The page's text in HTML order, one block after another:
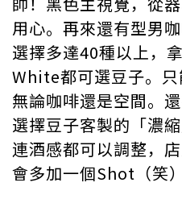
用心。再來還有型男
選擇多達40種以上，
White都可選豆子。只
無論咖啡還是空間。
選擇豆子客製的「濃
連酒感都可以調整，
會多加一個Shot（笑）